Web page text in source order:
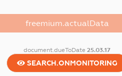
freemium.actualData
document.dueToDate25.03.17
SEARCH.ONMONITORING